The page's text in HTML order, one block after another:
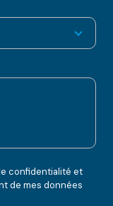
confidentialité et
de mes données